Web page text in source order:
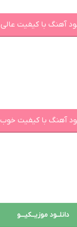
آهنگ با کیفیت عالی 320
آهنگ با کیفیت خوب 128
دانلــود موزیــکیـــو